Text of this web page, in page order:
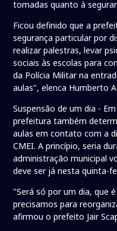
tomadas quanto à
Ficou definido que a
segurança particular por
realizar palestras, levar
sociais às escolas para
da Polícia Militar na
aulas", elenca Humberto
Suspensão de um dia -
prefeitura também
aulas em contato com a
CMEI. A princípio, seria
administração municipal
deve ser já nesta quinta-
"Será só por um dia, que
precisamos para
afirmou o prefeito Jair